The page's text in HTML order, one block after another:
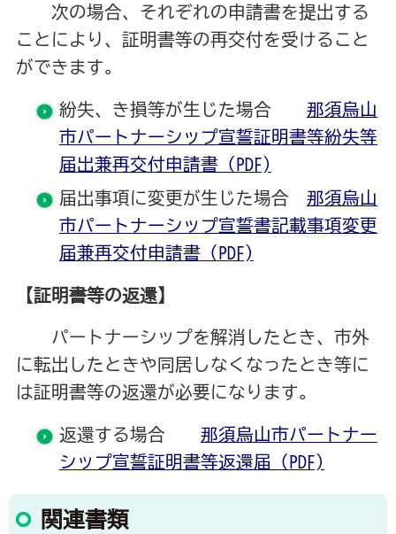
次の場合、それぞれの申請書を提出する
ことにより、証明書等の再交付を受けること
ができます。
紛失、き損等が生じた場合 那須烏山
市パートナーシップ宣誓証明書等紛失等
届出兼再交付申請書（PDF)
届出事項に変更が生じた場合 那須烏山
市パートナーシップ宣誓書記載事項変更
届兼再交付申請書（PDF)
【証明書等の返還】
パートナーシップを解消したとき、市外
に転出したときや同居しなくなったとき等に
は証明書等の返還が必要になります。
返還する場合 那須烏山市パートナー
シップ宣誓証明書等返還届（PDF)
関連書類